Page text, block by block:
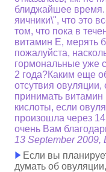
блиджайшее время.
яичники\", что это
том, что пока в
витамин Е, мерять
пожалуйста,
гормональные уже
2 года?Каким еще
отсутвия
принимать
кислоты, если
произошла через
очень Вам
13 September 2009,
Если вы
думать об